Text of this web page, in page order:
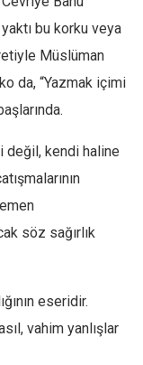
bu korku veya
Müslüman
da, “Yazmak içimi
değil, kendi haline
söz sağırlık
eseridir.
vahim yanlışlar